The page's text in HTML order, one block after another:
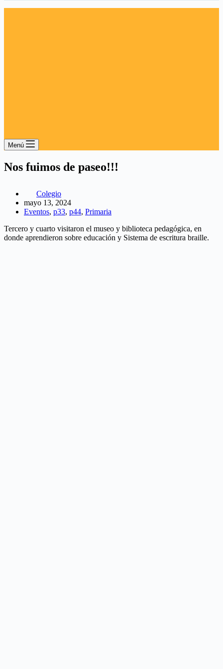
Menú
Nos fuimos de paseo!!!
Colegio
mayo 13, 2024
Eventos, p33, p44, Primaria
Tercero y cuarto visitaron el museo y biblioteca pedagógica, en
donde aprendieron sobre educación y Sistema de escritura braille.